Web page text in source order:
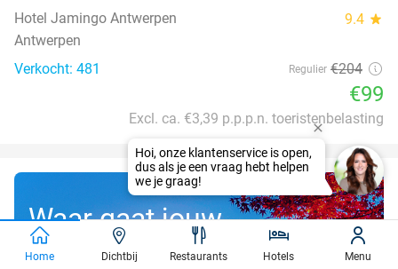
Hotel Jamingo Antwerpen 9.4 star
Antwerpen
Verkocht: 481
Regulier €204
€99
Excl. ca. €3,39 p.p.p.n. toeristenbelasting
Waar gaat jouw
gratis droomreis
Home Dichtbij Restaurants Hotels Menu